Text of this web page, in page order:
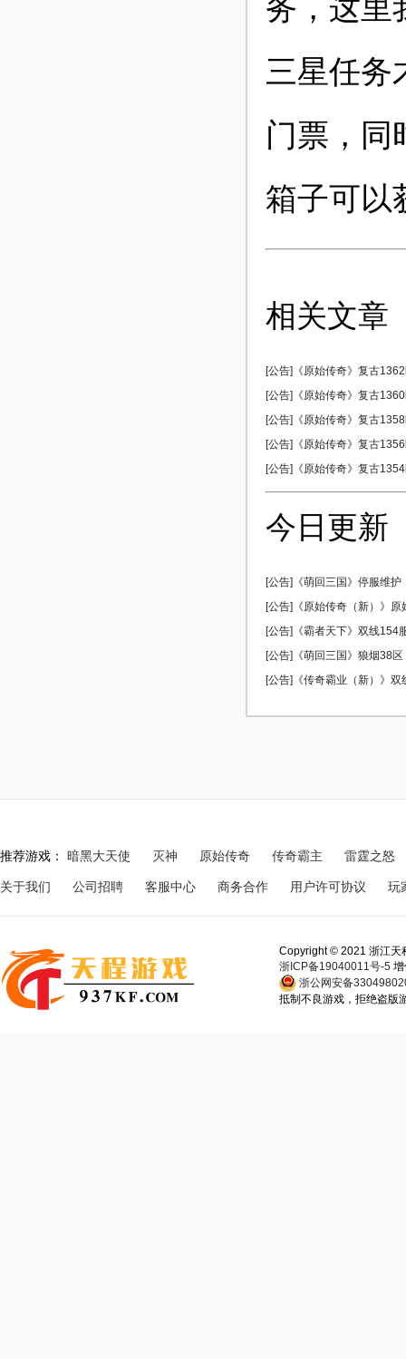
务，这里
三星任务
门票，同
箱子可以
相关文章
[公告]《原始传奇》复古
[公告]《原始传奇》复古
[公告]《原始传奇》复古
[公告]《原始传奇》复古
[公告]《原始传奇》复古
今日更新
[公告]《萌回三国》停服维护
[公告]《原始传奇（新）》
[公告]《霸者天下》双线154
[公告]《萌回三国》狼烟38
[公告]《传奇霸业（新）》
推荐游戏： 暗黑大天使 灭神 原始传奇 传奇霸主 雷霆之怒
关于我们 公司招聘 客服中心 商务合作 用户许可协议 玩
Copyright © 2021 浙江天
浙ICP备19040011号-5
浙公网安备
抵制不良游戏，拒绝盗版